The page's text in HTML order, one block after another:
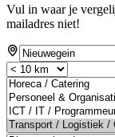
Vul in waar je
mailadres niet!